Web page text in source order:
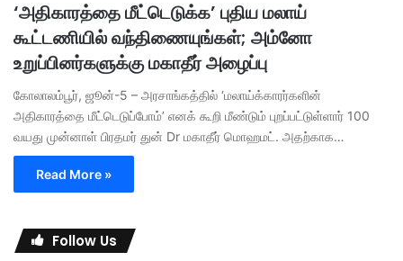
‘அதிகாரத்தை மீட்டெடுக்க’ புதிய மலாய்
கூட்டணியில் வந்திணையுங்கள்; அம்னோ
உறுப்பினர்களுக்கு மகாதீர் அழைப்பு
கோலாலம்பூர், ஜூன்-5 – அரசாங்கத்தில் ‘மலாய்க்காரர்களின்
அதிகாரத்தை மீட்டெடுப்போம்’ எனக் கூறி மீண்டும் புறப்பட்டுள்ளார் 100
வயது முன்னாள் பிரதமர் துன் Dr மகாதீர் மொஹமட். அதற்காக…
Read More »
Follow Us